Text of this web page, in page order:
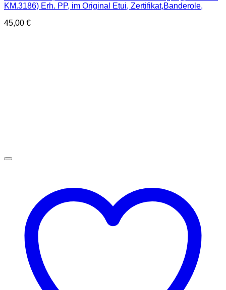
KM.3186) Erh. PP, im Original Etui, Zertifikat,Banderole,
45,00 €